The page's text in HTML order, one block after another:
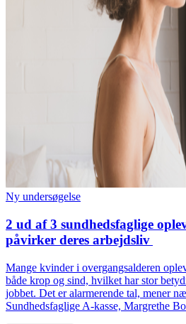
Ny undersøgelse
2 ud af 3 sundhedsfaglige
påvirker deres arbejdsliv
Mange kvinder i overgangsalderen
både krop og sind, hvilket har stor
jobbet. Det er alarmerende tal, mener
Sundhedsfaglige A-kasse, Margrethe